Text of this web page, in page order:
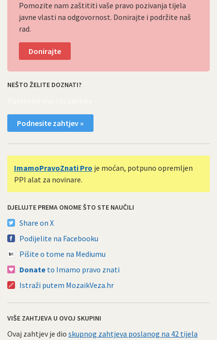
Pomozite nam zaštititi vaše pravo pozivanja tijela
javne vlasti na odgovornost. Donirajte i podržite naš
rad.
Donirajte
NEŠTO ŽELITE DOZNATI?
Podnesite zahtjev »
ImamoPravoZnati Pro je moćan, potpuno opremljen
PPI alat za novinare.
DJELUJTE PREMA ONOME ŠTO STE NAUČILI
Share on X
Podijelite na Facebooku
Pišite o tome na Mediumu
Donate to Imamo pravo znati
Istraži putem MozaikVeza.hr
VIŠE ZAHTJEVA U OVOJ SKUPINI
Ovaj zahtjev je dio skupnog zahtjeva poslanog na 42 tijela